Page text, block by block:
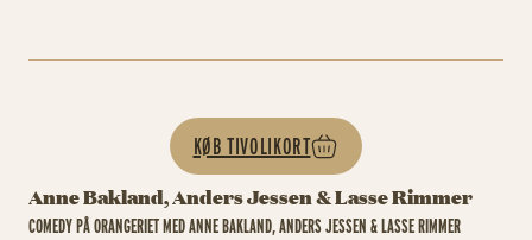
Anne Bakland, Anders Jessen & Lasse Rimmer
COMEDY PÅ ORANGERIET MED ANNE BAKLAND, ANDERS JESSEN & LASSE RIMMER
KØB TIVOLIKORT